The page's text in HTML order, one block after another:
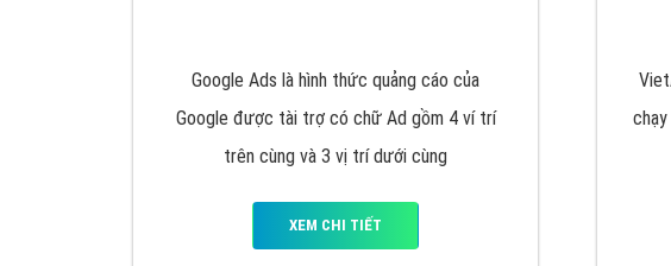
Google Ads là hình thức quảng cáo của
Google được tài trợ có chữ Ad gồm 4 ví trí
trên cùng và 3 vị trí dưới cùng
XEM CHI TIẾT